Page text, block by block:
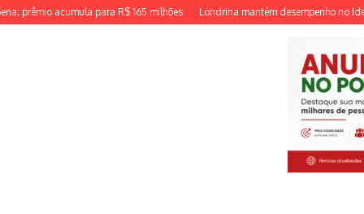
acumula para R$ 165 milhões Londrina mantém desempenho no Ideb e